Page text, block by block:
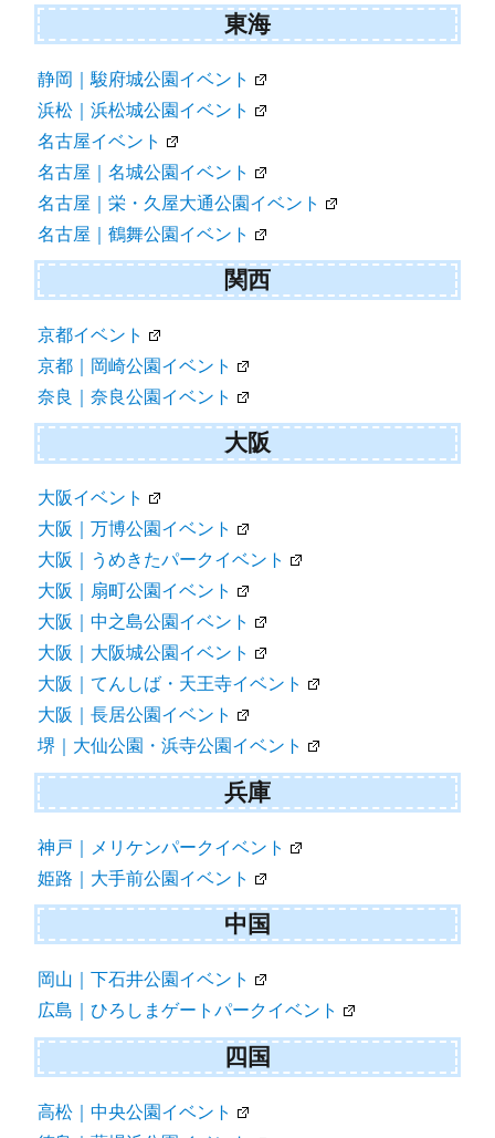
東海
静岡｜駿府城公園イベント
浜松｜浜松城公園イベント
名古屋イベント
名古屋｜名城公園イベント
名古屋｜栄・久屋大通公園イベント
名古屋｜鶴舞公園イベント
関西
京都イベント
京都｜岡崎公園イベント
奈良｜奈良公園イベント
大阪
大阪イベント
大阪｜万博公園イベント
大阪｜うめきたパークイベント
大阪｜扇町公園イベント
大阪｜中之島公園イベント
大阪｜大阪城公園イベント
大阪｜てんしば・天王寺イベント
大阪｜長居公園イベント
堺｜大仙公園・浜寺公園イベント
兵庫
神戸｜メリケンパークイベント
姫路｜大手前公園イベント
中国
岡山｜下石井公園イベント
広島｜ひろしまゲートパークイベント
四国
高松｜中央公園イベント